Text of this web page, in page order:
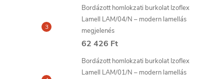
Bordázott homlokzati burkolat Izoflex
Lamell LAM/04/N – modern lamellás
megjelenés
62 426 Ft
Bordázott homlokzati burkolat Izoflex
Lamell LAM/01/N – modern lamellás